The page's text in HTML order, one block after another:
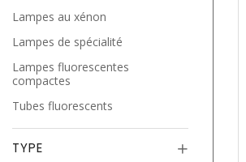
Lampes au xénon
Lampes de spécialité
Lampes fluorescentes
compactes
Tubes fluorescents
TYPE